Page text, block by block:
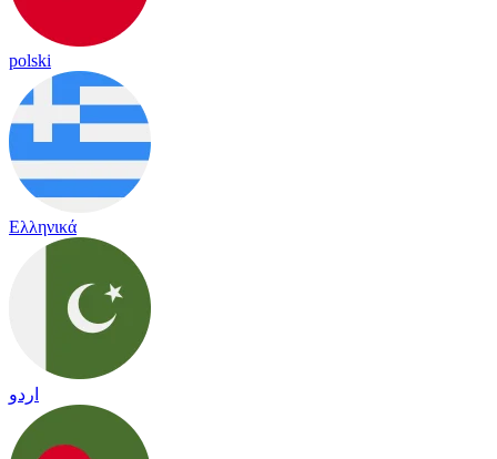
polski
Ελληνικά
اردو